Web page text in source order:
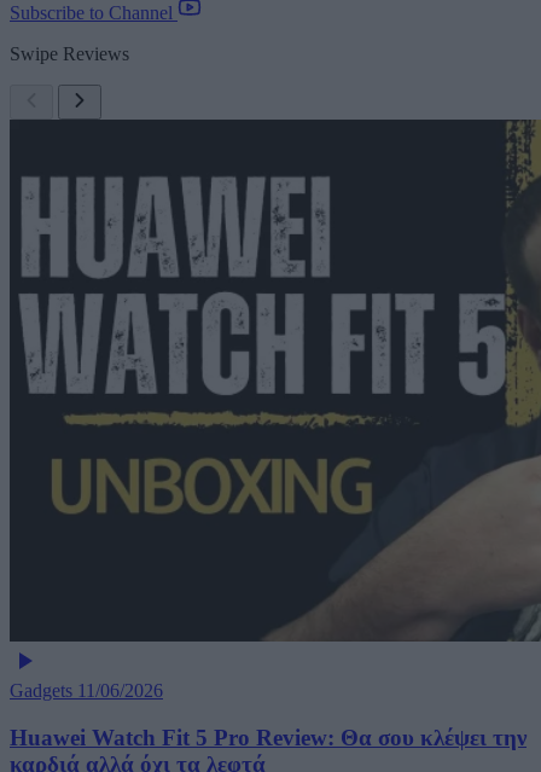
Subscribe to Channel
Swipe Reviews
Gadgets 11/06/2026
Huawei Watch Fit 5 Pro Review: Θα σου κλέψει την
καρδιά αλλά όχι τα λεφτά